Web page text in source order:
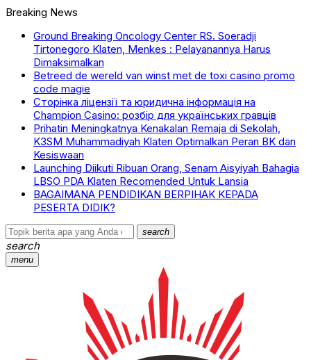
Breaking News
Ground Breaking Oncology Center RS. Soeradji
Tirtonegoro Klaten, Menkes : Pelayanannya Harus
Dimaksimalkan
Betreed de wereld van winst met de toxi casino promo
code magie
Сторінка ліцензії та юридична інформація на
Champion Casino: розбір для українських гравців
Prihatin Meningkatnya Kenakalan Remaja di Sekolah,
K3SM Muhammadiyah Klaten Optimalkan Peran BK dan
Kesiswaan
Launching Diikuti Ribuan Orang, Senam Aisyiyah Bahagia
LBSO PDA Klaten Recomended Untuk Lansia
BAGAIMANA PENDIDIKAN BERPIHAK KEPADA
PESERTA DIDIK?
search
search
menu